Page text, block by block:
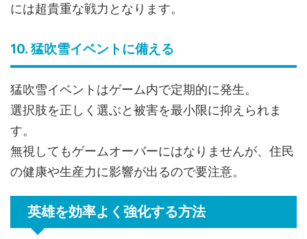
には超貴重な戦力となります。
10. 猛吹雪イベントに備える
猛吹雪イベントはゲーム内で定期的に発生。
選択肢を正しく選ぶと被害を最小限に抑えられま
す。
無視してもゲームオーバーにはなりませんが、住民
の健康や生産力に影響が出るので要注意。
英雄を効率よく強化する方法